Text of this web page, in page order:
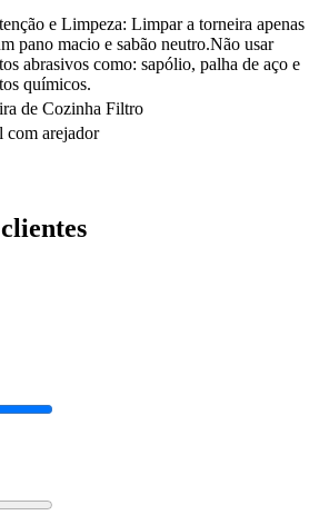
e Limpeza: Limpar a torneira apenas
pano macio e sabão neutro.Não usar
abrasivos como: sapólio, palha de aço e
químicos.
de Cozinha Filtro
com arejador